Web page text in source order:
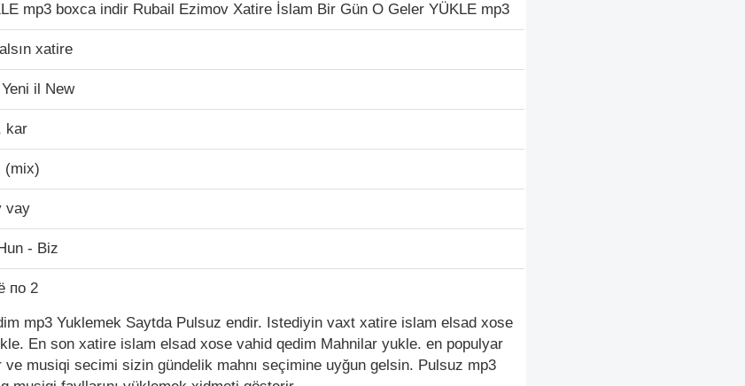
mp3 boxca indir Rubail Ezimov Xatire İslam Bir Gün O Geler YÜKLE mp3
xatire
il New
kar
(mix)
vay
- Biz
по 2
mp3 Yuklemek Saytda Pulsuz endir. Istediyin vaxt xatire islam elsad xose
En son xatire islam elsad xose vahid qedim Mahnilar yukle. en populyar
musiqi secimi sizin gündelik mahnı seçimine uyğun gelsin. Pulsuz mp3